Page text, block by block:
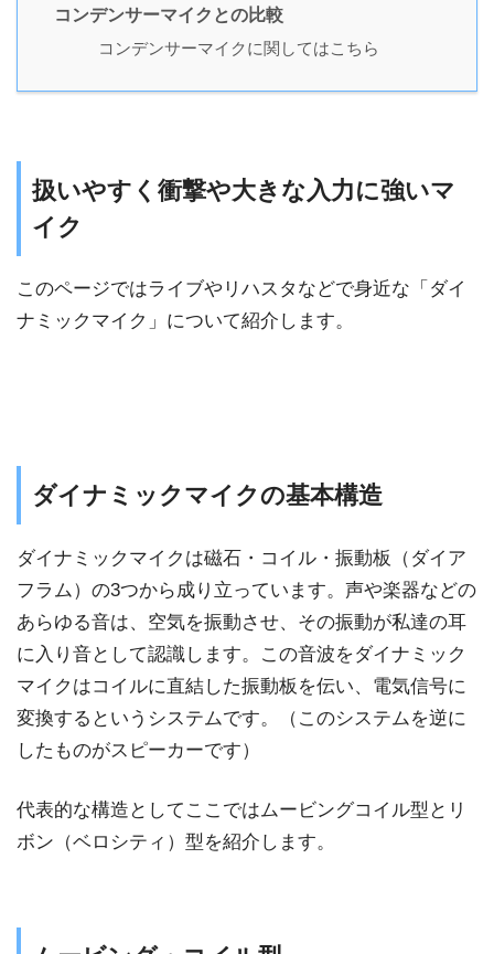
コンデンサーマイクとの比較
コンデンサーマイクに関してはこちら
扱いやすく衝撃や大きな入力に強いマ
イク
このページではライブやリハスタなどで身近な「ダイ
ナミックマイク」について紹介します。
ダイナミックマイクの基本構造
ダイナミックマイクは磁石・コイル・振動板（ダイア
フラム）の3つから成り立っています。声や楽器などの
あらゆる音は、空気を振動させ、その振動が私達の耳
に入り音として認識します。この音波をダイナミック
マイクはコイルに直結した振動板を伝い、電気信号に
変換するというシステムです。（このシステムを逆に
したものがスピーカーです）
代表的な構造としてここではムービングコイル型とリ
ボン（ベロシティ）型を紹介します。